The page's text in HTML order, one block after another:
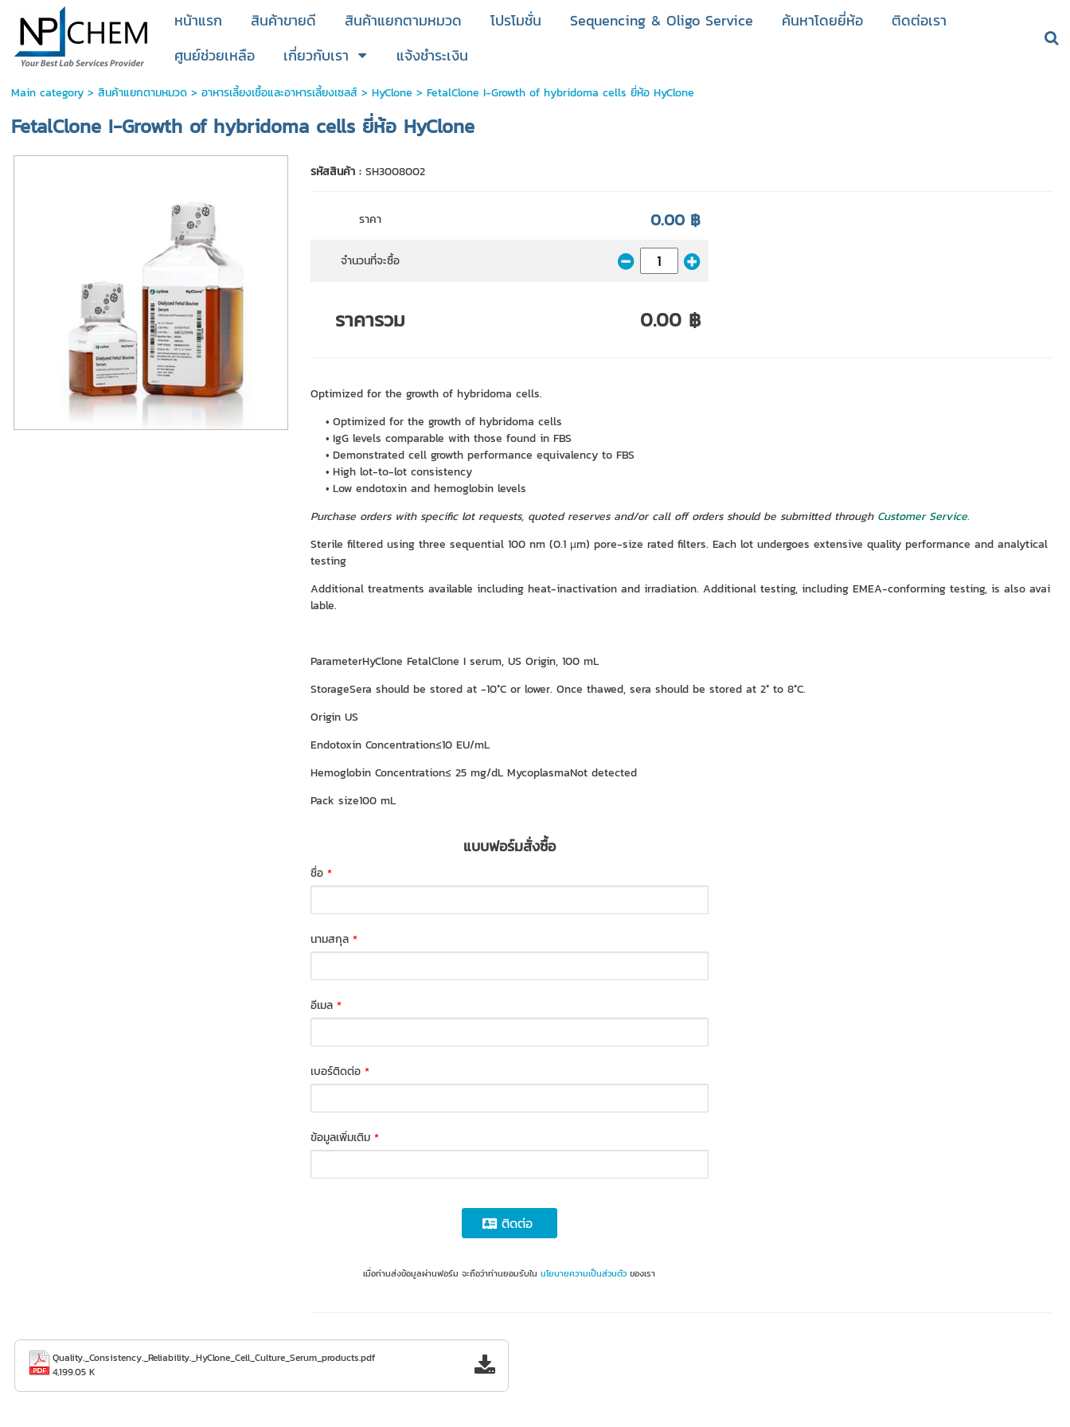
หน้าแรก สินค้าขายดี สินค้าแยกตามหมวด โปรโมชั่น Sequencing & Oligo Service ค้นหาโดยยี่ห้อ
ติดต่อเรา
ศูนย์ช่วยเหลือ
เกี่ยวกับเรา แจ้งชำระเงิน
Main category> สินค้าแยกตามหมวด> อาหารเลี้ยงเชื้อและอาหารเลี้ยงเซลส์ > HyClone > FetalClone I-Growth of hybridoma cells ยี่ห้อ HyClone
FetalClone I-Growth of hybridoma cells ยี่ห้อ HyClone
รหัสสินค้า : SH3008002
ราคา 0.00 ฿
จำนวนที่จะซื้อ
ราคารวม 0.00 ฿
Optimized for the growth of hybridoma cells.
Optimized for the growth of hybridoma cells
IgG levels comparable with those found in FBS
Demonstrated cell growth performance equivalency to FBS
High lot-to-lot consistency
Low endotoxin and hemoglobin levels
Purchase orders with specific lot requests, quoted reserves and/or call off orders should be submitted through Customer Service.
Sterile filtered using three sequential 100 nm (0.1 µm) pore-size rated filters. Each lot undergoes extensive quality performance and analytical
testing
Additional treatments available including heat-inactivation and irradiation. Additional testing, including EMEA-conforming testing, is also avai
lable.
ParameterHyClone FetalClone I serum, US Origin, 100 mL
StorageSera should be stored at -10°C or lower. Once thawed, sera should be stored at 2° to 8°C.
Origin US
Endotoxin Concentration≤10 EU/mL
Hemoglobin Concentration≤ 25 mg/dL MycoplasmaNot detected
Pack size100 mL
แบบฟอร์มสั่งซื้อ
ชื่อ *
นามสกุล *
อีเมล *
เบอร์ติดต่อ *
ข้อมูลเพิ่มเติม *
ติดต่อ
เมื่อท่านส่งข้อมูลผ่านฟอร์ม จะถือว่าท่านยอมรับในนโยบายความเป็นส่วนตัว ของเรา
Quality._Consistency._Reliability._HyClone_Cell_Culture_Serum_products.pdf
4,199.05 K